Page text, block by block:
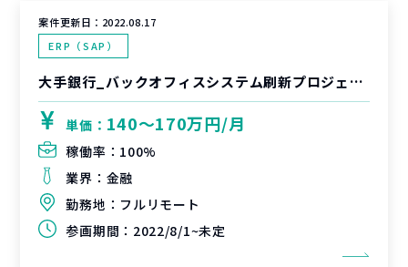
案件更新日： 2022.08.17
ERP（SAP）
大手銀行_バックオフィスシステム刷新プロジェクトテスト支援
単価： 140〜170万円/月
稼働率： 100%
業界： 金融
勤務地： フルリモート
参画期間： 2022/8/1~未定